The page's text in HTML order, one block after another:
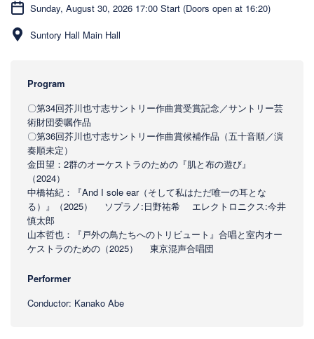
Sunday, August 30, 2026 17:00 Start (Doors open at 16:20)
Suntory Hall Main Hall
Program
〇第34回芥川也寸志サントリー作曲賞受賞記念／サントリー芸
術財団委嘱作品
〇第36回芥川也寸志サントリー作曲賞候補作品（五十音順／演
奏順未定）
金田望：2群のオーケストラのための『肌と布の遊び』
（2024）
中橋祐紀：『And I sole ear（そして私はただ唯⼀の⽿とな
る）』（2025） ソプラノ:日野祐希 エレクトロニクス:今井
慎太郎
山本哲也：『戸外の鳥たちへのトリビュート』合唱と室内オー
ケストラのための（2025） 東京混声合唱団
Performer
Conductor: Kanako Abe